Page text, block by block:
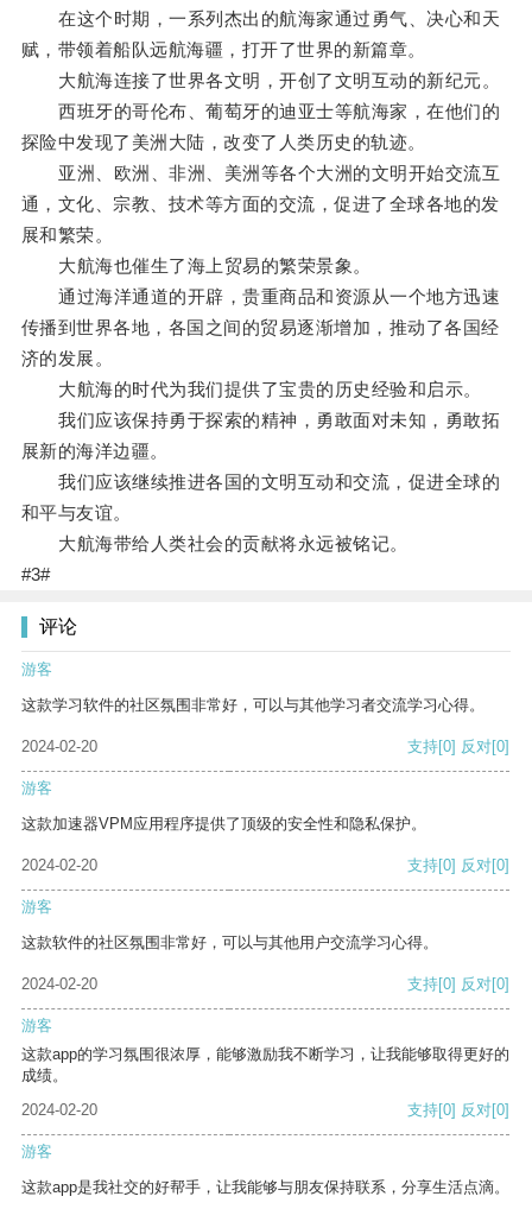
在这个时期，一系列杰出的航海家通过勇气、决心和天
赋，带领着船队远航海疆，打开了世界的新篇章。
大航海连接了世界各文明，开创了文明互动的新纪元。
西班牙的哥伦布、葡萄牙的迪亚士等航海家，在他们的
探险中发现了美洲大陆，改变了人类历史的轨迹。
亚洲、欧洲、非洲、美洲等各个大洲的文明开始交流互
通，文化、宗教、技术等方面的交流，促进了全球各地的发
展和繁荣。
大航海也催生了海上贸易的繁荣景象。
通过海洋通道的开辟，贵重商品和资源从一个地方迅速
传播到世界各地，各国之间的贸易逐渐增加，推动了各国经
济的发展。
大航海的时代为我们提供了宝贵的历史经验和启示。
我们应该保持勇于探索的精神，勇敢面对未知，勇敢拓
展新的海洋边疆。
我们应该继续推进各国的文明互动和交流，促进全球的
和平与友谊。
大航海带给人类社会的贡献将永远被铭记。
#3#
评论
游客
这款学习软件的社区氛围非常好，可以与其他学习者交流学习心得。
2024-02-20 支持[0] 反对[0]
游客
这款加速器VPM应用程序提供了顶级的安全性和隐私保护。
2024-02-20 支持[0] 反对[0]
游客
这款软件的社区氛围非常好，可以与其他用户交流学习心得。
2024-02-20 支持[0] 反对[0]
游客
这款app的学习氛围很浓厚，能够激励我不断学习，让我能够取得更好的
成绩。
2024-02-20
支持[0] 反对[0]
游客
这款app是我社交的好帮手，让我能够与朋友保持联系，分享生活点滴。